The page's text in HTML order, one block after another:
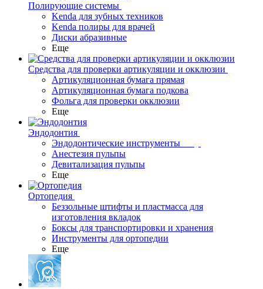
Полирующие системы
Kenda для зубных техников
Kenda полиры для врачей
Диски абразивные
Еще
Средства для проверки артикуляции и окклюзии
Артикуляционная бумага прямая
Артикуляционная бумага подкова
Фольга для проверки окклюзии
Еще
Эндодонтия
Эндодонтические инструменты
Анестезия пульпы
Девитализация пульпы
Еще
Ортопедия
Беззольные штифты и пластмасса для
изготовления вкладок
Боксы для транспортировки и хранения
Инструменты для ортопедии
Еще